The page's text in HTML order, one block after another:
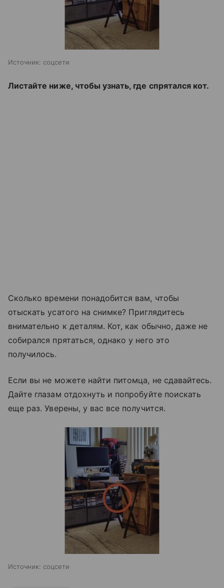
Источник: соцсети
Листайте ниже, чтобы узнать, где спрятался кот.
Сколько времени понадобится вам, чтобы
отыскать усатого на снимке? Приглядитесь
внимательно к деталям. Кот, как обычно, даже не
собирался прятаться, однако у него это
получилось.
Если вы не можете найти питомца, не сдавайтесь.
Дайте глазам отдохнуть и попробуйте поискать
еще раз. Уверены, у вас все получится.
Источник: соцсети